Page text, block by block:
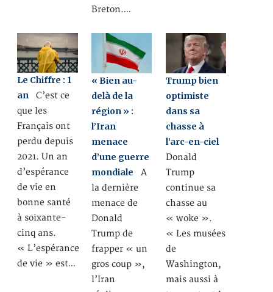
Breton.…
Le Chiffre : 1
an C’est ce
que les
Français ont
perdu depuis
2021. Un an
d’espérance
de vie en
bonne santé
à soixante-
cinq ans.
« L’espérance
de vie » est…
« Bien au-
delà de la
région » :
l’Iran
menace
d’une guerre
mondiale A
la dernière
menace de
Donald
Trump de
frapper « un
gros coup »,
l’Iran
Trump bien
optimiste
dans sa
chasse à
l’arc-en-ciel
Donald
Trump
continue sa
chasse au
« woke ».
« Les musées
de
Washington,
mais aussi à